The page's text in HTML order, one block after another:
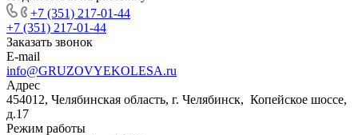
+7 (351) 217-01-44
+7 (351) 217-01-44
Заказать звонок
E-mail
info@GRUZOVYEKOLESA.ru
Адрес
454012, Челябинская область, г. Челябинск, Копейское шоссе,
д.17
Режим работы